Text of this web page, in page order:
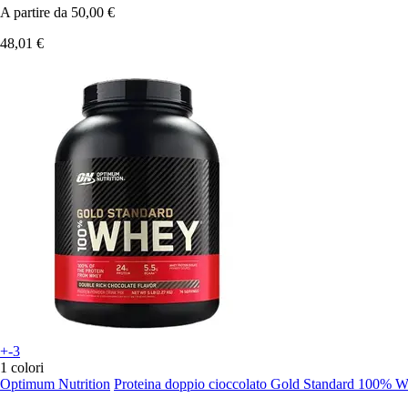
A partire da 50,00 €
48,01 €
+-3
1 colori
Optimum Nutrition Proteina doppio cioccolato Gold Standard 100%